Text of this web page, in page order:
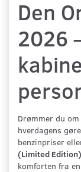
Den
2026
Drømmer du
hverdagens
benzinpriser
(Limited Edition)
komforten fra